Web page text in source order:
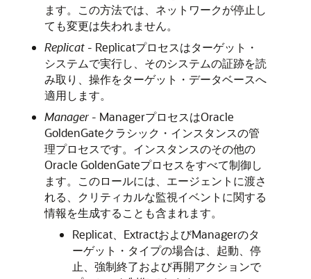
ます。この方法では、ネットワークが停止し
ても変更は失われません。
Replicat - Replicatプロセスはターゲット・
システムで実行し、そのシステムの証跡を読
み取り、操作をターゲット・データベースへ
適用します。
Manager - ManagerプロセスはOracle
GoldenGateクラシック・インスタンスの管
理プロセスです。インスタンスのその他の
Oracle GoldenGateプロセスをすべて制御し
ます。このロールには、エージェントに渡さ
れる、クリティカルな監視イベントに関する
情報を生成することも含まれます。
Replicat、ExtractおよびManagerのタ
ーゲット・タイプの場合は、起動、停
止、強制終了および再開アクションで